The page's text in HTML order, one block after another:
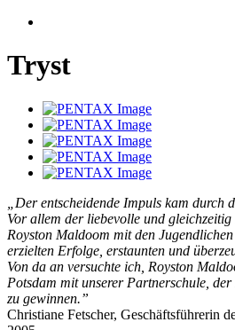
Tryst
„Der entscheidende Impuls kam durch
Vor allem der liebevolle und
Royston Maldoom mit den
erzielten Erfolge, erstaunten und
Von da an versuchte ich, Royston
Potsdam mit unserer Partnerschule, der
zu gewinnen.”
Christiane Fetscher, Geschäftsführerin